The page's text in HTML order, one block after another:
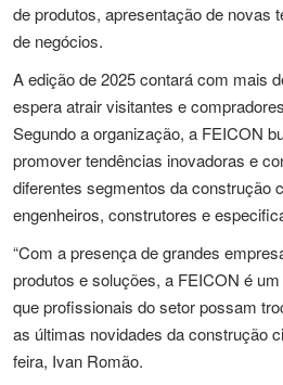
de produtos, apresentação de novas
de negócios.
A edição de 2025 contará com mais
espera atrair visitantes e
Segundo a organização, a FEICON
promover tendências inovadoras e
diferentes segmentos da construção
engenheiros, construtores e
“Com a presença de grandes
produtos e soluções, a FEICON é
que profissionais do setor possam
as últimas novidades da construção
feira, Ivan Romão.